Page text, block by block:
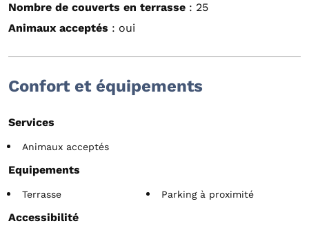
Nombre de couverts en terrasse : 25
Animaux acceptés : oui
Confort et équipements
Services
Animaux acceptés
Equipements
Terrasse Parking à proximité
Accessibilité